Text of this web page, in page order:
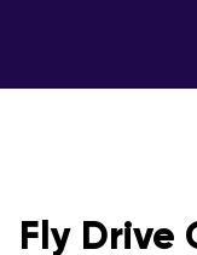
Fly Drive